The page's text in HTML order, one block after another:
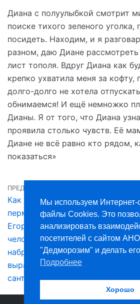
Диана с полуулыбкой смотрит
поиске тихого зеленого уголка,
посидеть. Находим, и я
разном, даю Диане
лист тополя. Вдруг Диана как
крепко ухватила меня за кофту,
долго-долго не хотела
обнимаемся! И ещё немножко
Дианы. Я от того, что Диана
проявила столько чувств. Её
Диане не всё равно кто рядом,
показаться»
ПРЕДЫДУЩАЯ
Как поддержка
пермяков сделала
Егора другим
человеком: помогла
набрать вес и
вырасти на 5
сантиметров
«Было
Мы используем Интернет-
файлы Cookies. Это
анализировать
посетителей с сайтом АНО
"Дедморозим" и делать
Подробнее
Хорошо